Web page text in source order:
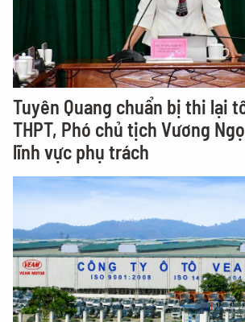
Tuyên Quang chuẩn bị thi lại
THPT, Phó chủ tịch Vương
lĩnh vực phụ trách